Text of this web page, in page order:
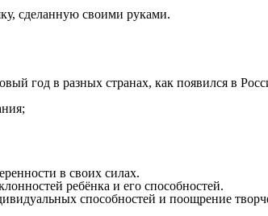
сделанную своими руками.
год в разных странах, как появился в
в своих силах.
ребёнка и его способностей.
способностей и поощрение